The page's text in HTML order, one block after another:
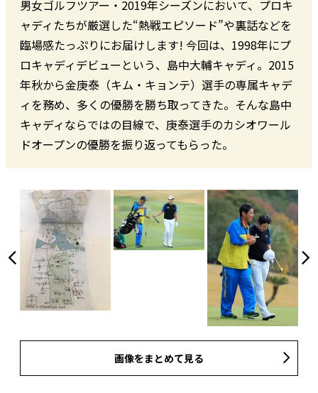
男女ゴルフツアー・2019年シーズンにおいて、プロキ
ャディたちが厳選した“熱戦エピソード”や裏話などを
臨場感たっぷりにお届けします! 今回は、1998年にプ
ロキャディデビューという、島中大輔キャディ。2015
年秋から金庚泰（キム・キョンテ）選手の専属キャデ
ィを務め、多くの優勝を勝ち取ってきた。そんな島中
キャディならではの目線で、庚泰選手のカシオワール
ドオープンの優勝を振り返ってもらった。
画像をまとめて見る